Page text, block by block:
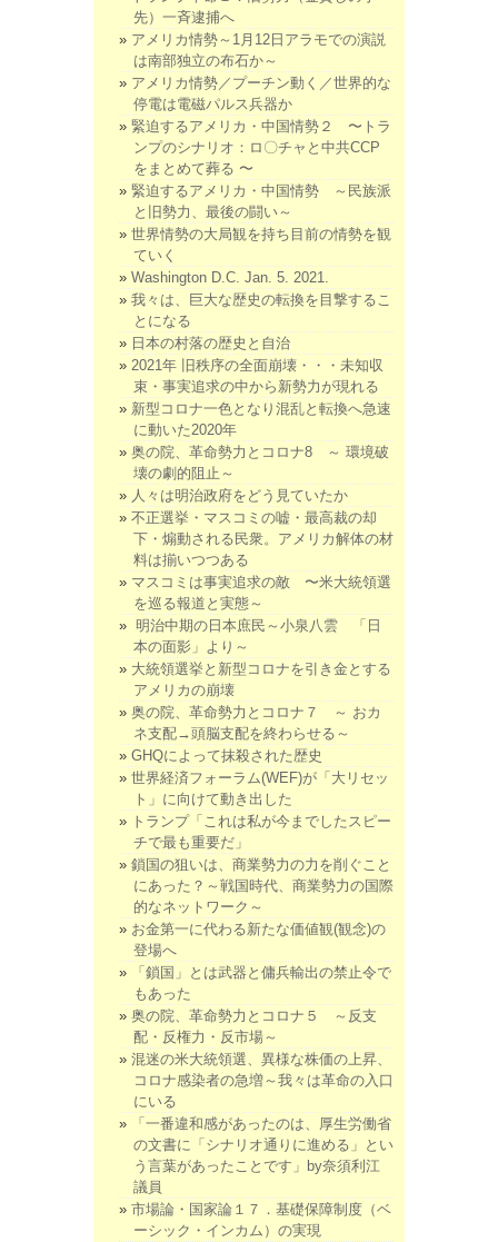
先）一斉逮捕へ
アメリカ情勢～1月12日アラモでの演説
は南部独立の布石か～
アメリカ情勢／プーチン動く／世界的な
停電は電磁パルス兵器か
緊迫するアメリカ・中国情勢２ 〜トラ
ンプのシナリオ：ロ〇チャと中共CCP
をまとめて葬る 〜
緊迫するアメリカ・中国情勢 ～民族派
と旧勢力、最後の闘い～
世界情勢の大局観を持ち目前の情勢を観
ていく
Washington D.C. Jan. 5. 2021.
我々は、巨大な歴史の転換を目撃するこ
とになる
日本の村落の歴史と自治
2021年 旧秩序の全面崩壊・・・未知収
束・事実追求の中から新勢力が現れる
新型コロナ一色となり混乱と転換へ急速
に動いた2020年
奥の院、革命勢力とコロナ8 ～ 環境破
壊の劇的阻止～
人々は明治政府をどう見ていたか
不正選挙・マスコミの嘘・最高裁の却
下・煽動される民衆。アメリカ解体の材
料は揃いつつある
マスコミは事実追求の敵 〜米大統領選
を巡る報道と実態～
明治中期の日本庶民～小泉八雲 「日
本の面影」より～
大統領選挙と新型コロナを引き金とする
アメリカの崩壊
奥の院、革命勢力とコロナ７ ～ おカ
ネ支配→頭脳支配を終わらせる～
GHQによって抹殺された歴史
世界経済フォーラム(WEF)が「大リセッ
ト」に向けて動き出した
トランプ「これは私が今までしたスピー
チで最も重要だ」
鎖国の狙いは、商業勢力の力を削ぐこと
にあった？～戦国時代、商業勢力の国際
的なネットワーク～
お金第一に代わる新たな価値観(観念)の
登場へ
「鎖国」とは武器と傭兵輸出の禁止令で
もあった
奥の院、革命勢力とコロナ５ ～反支
配・反権力・反市場～
混迷の米大統領選、異様な株価の上昇、
コロナ感染者の急増～我々は革命の入口
にいる
「一番違和感があったのは、厚生労働省
の文書に「シナリオ通りに進める」とい
う言葉があったことです」by奈須利江
議員
市場論・国家論１７．基礎保障制度（ベ
ーシック・インカム）の実現